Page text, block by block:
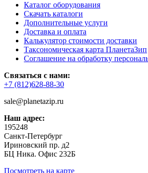
Каталог оборудования
Скачать каталоги
Дополнительные услуги
Доставка и оплата
Калькулятор стоимости доставки
Таксономическая карта ПланетаЗип
Соглашение на обработку
Связаться с нами:
+7 (812)628-88-30
sale@planetazip.ru
Наш адрес:
195248
Санкт-Петербург
Ириновский пр. д2
БЦ Ника. Офис 232Б
Посмотреть на карте